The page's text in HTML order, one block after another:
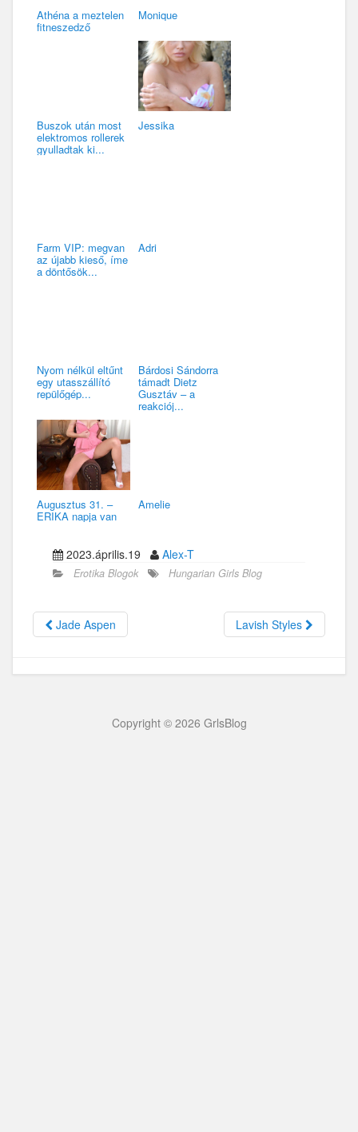
Athéna a meztelen
fitneszedző
Monique
Buszok után most
elektromos rollerek
gyulladtak ki...
Jessika
Farm VIP: megvan
az újabb kieső, íme
a döntősök...
Adri
Nyom nélkül eltűnt
egy utasszállító
repülőgép...
Bárdosi Sándorra
támadt Dietz
Gusztáv – a
reakciój...
Augusztus 31. –
ERIKA napja van
Amelie
2023.április.19 Alex-T
Erotika Blogok Hungarian Girls Blog
Jade Aspen Lavish Styles
Copyright © 2026 GrlsBlog